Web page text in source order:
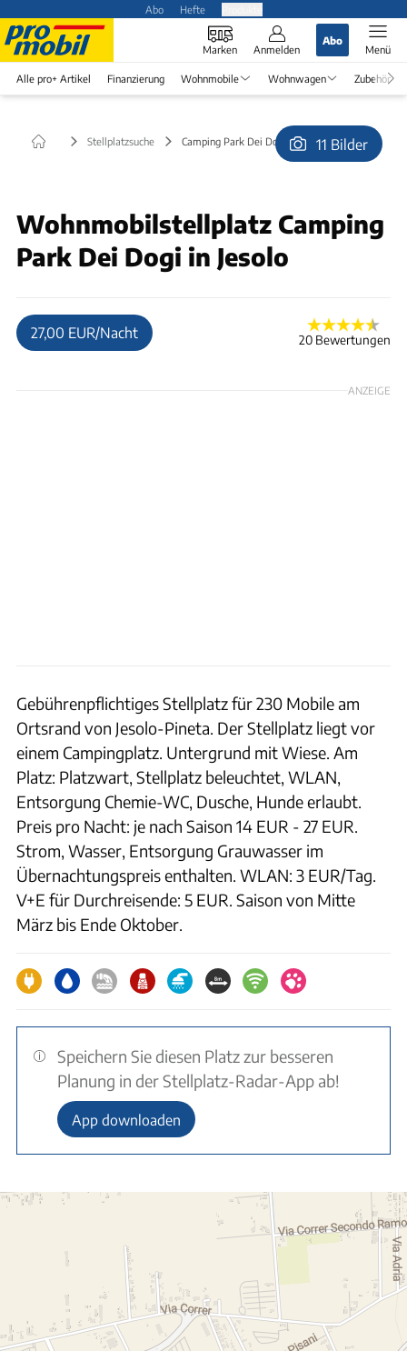
Abo Hefte
Marken Anmelden
Abo
Menü
Alle pro+ Artikel Finanzierung Wohnmobile Wohnwagen Zubehör
Stellplatzsuche Camping Park Dei Dogi in Jesolo11 Bilder
Wohnmobilstellplatz Camping
Park Dei Dogi in Jesolo
27,00 EUR/Nacht 20 Bewertungen
ANZEIGE
Gebührenpflichtiges Stellplatz für 230 Mobile am
Ortsrand von Jesolo-Pineta. Der Stellplatz liegt vor
einem Campingplatz. Untergrund mit Wiese. Am
Platz: Platzwart, Stellplatz beleuchtet, WLAN,
Entsorgung Chemie-WC, Dusche, Hunde erlaubt.
Preis pro Nacht: je nach Saison 14 EUR - 27 EUR.
Strom, Wasser, Entsorgung Grauwasser im
Übernachtungspreis enthalten. WLAN: 3 EUR/Tag.
V+E für Durchreisende: 5 EUR. Saison von Mitte
März bis Ende Oktober.
Speichern Sie diesen Platz zur besseren
Planung in der Stellplatz-Radar-App ab!
App downloaden